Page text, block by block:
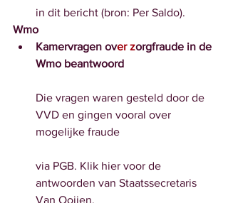
in dit bericht (bron: Per Saldo).
Wmo
Kamervragen over zorgfraude in de
Wmo beantwoord
Die vragen waren gesteld door de
VVD en gingen vooral over
mogelijke fraude
via PGB. Klik hier voor de
antwoorden van Staatssecretaris
Van Ooijen.